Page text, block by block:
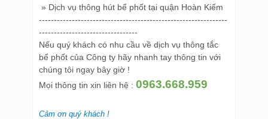
» Dịch vụ thông hút bể phốt tại quận Hoàn Kiếm
---------------------------------------------------------------
---------------------------------
Nếu quý khách có nhu cầu về dịch vụ thông tắc
bể phốt của Công ty hãy nhanh tay thông tin với
chúng tôi ngay bây giờ !
Mọi thông tin xin liên hệ : 0963.668.959
Cảm ơn quý khách !